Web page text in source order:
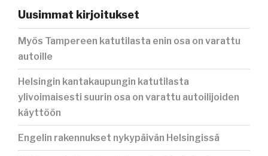
Uusimmat kirjoitukset
Myös Tampereen katutilasta enin osa on varattu
autoille
Helsingin kantakaupungin katutilasta
ylivoimaisesti suurin osa on varattu autoilijoiden
käyttöön
Engelin rakennukset nykypäivän Helsingissä